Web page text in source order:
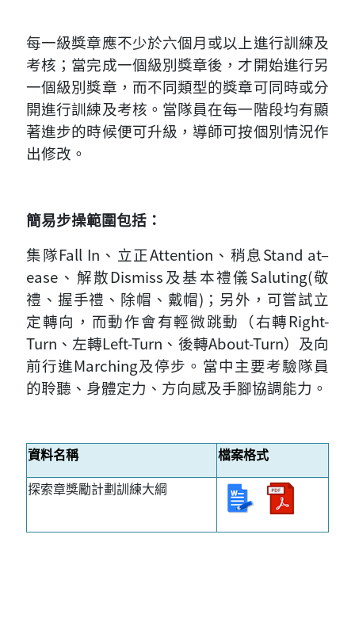
每一級獎章應不少於六個月或以上進行訓練及
考核；當完成一個級別獎章後，才開始進行另
一個級別獎章，而不同類型的獎章可同時或分
開進行訓練及考核。當隊員在每一階段均有顯
著進步的時候便可升級，導師可按個別情況作
出修改。
簡易步操範圍包括：
集隊Fall In、立正Attention、稍息Stand at–
ease、解散Dismiss及基本禮儀Saluting(敬
禮、握手禮、除帽、戴帽)；另外，可嘗試立
定轉向，而動作會有輕微跳動（右轉Right-
Turn、左轉Left-Turn、後轉About-Turn）及向
前行進Marching及停步。當中主要考驗隊員
的聆聽、身體定力、方向感及手腳協調能力。
資料名稱
檔案格式
探索章獎勵計劃訓練大綱